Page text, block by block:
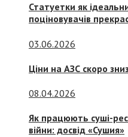
Статуетки як
поціновувачів
03.06.2026
Ціни на АЗС скоро
08.04.2026
Як працюють суші-
війни: досвід «Сушия»